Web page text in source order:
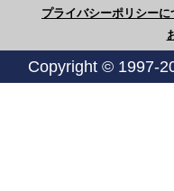
プライバシーポリシーに
Copyright © 1997-